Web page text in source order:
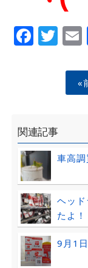
«
関連記事
車高調
ヘッ
たよ！
9月1